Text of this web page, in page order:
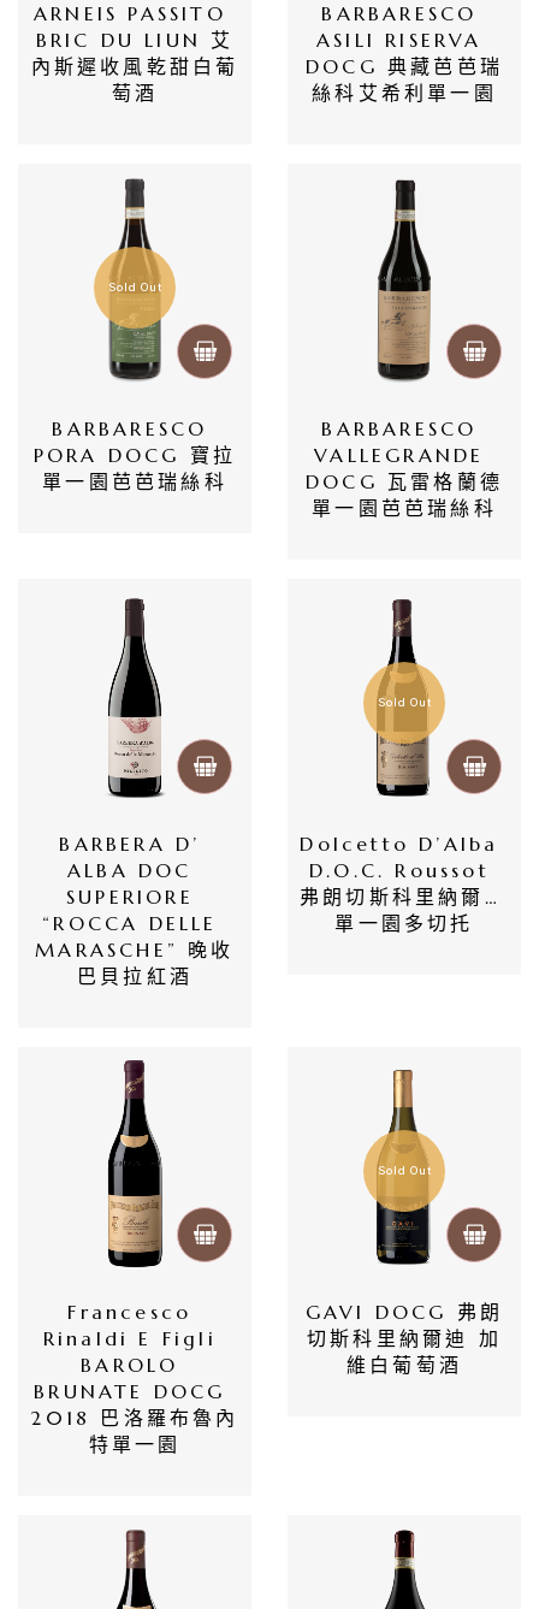
ARNEIS PASSITO
BRIC DU LIUN 艾
內斯遲收風乾甜白葡
萄酒
BARBARESCO
ASILI RISERVA
DOCG 典藏芭芭瑞
絲科艾希利單一園
Sold Out
BARBARESCO
PORA DOCG 寶拉
單一園芭芭瑞絲科
BARBARESCO
VALLEGRANDE
DOCG 瓦雷格蘭德
單一園芭芭瑞絲科
BARBERA D’
ALBA DOC
SUPERIORE
“ROCCA DELLE
MARASCHE” 晚收
巴貝拉紅酒
Sold Out
Dolcetto D’Alba
D.o.c. Roussot
弗朗切斯科里納爾迪
單一園多切托
Francesco
Rinaldi E Figli
BAROLO
BRUNATE DOCG
2018 巴洛羅布魯內
特單一園
Sold Out
GAVI DOCG 弗朗
切斯科里納爾迪 加
維白葡萄酒